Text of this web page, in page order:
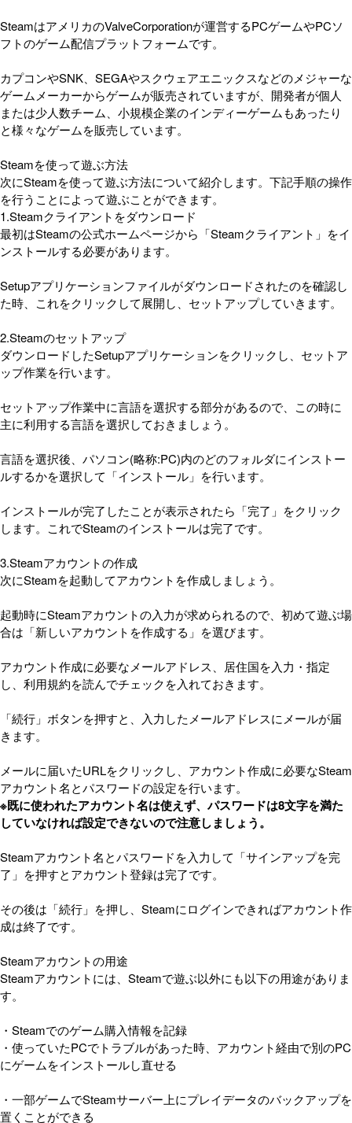
SteamはアメリカのValveCorporationが運営するPCゲームやPCソ
フトのゲーム配信プラットフォームです。
カプコンやSNK、SEGAやスクウェアエニックスなどのメジャーな
ゲームメーカーからゲームが販売されていますが、開発者が個人
または少人数チーム、小規模企業のインディーゲームもあったり
と様々なゲームを販売しています。
Steamを使って遊ぶ方法
次にSteamを使って遊ぶ方法について紹介します。下記手順の操作
を行うことによって遊ぶことができます。
1.Steamクライアントをダウンロード
最初はSteamの公式ホームページから「Steamクライアント」をイ
ンストールする必要があります。
Setupアプリケーションファイルがダウンロードされたのを確認し
た時、これをクリックして展開し、セットアップしていきます。
2.Steamのセットアップ
ダウンロードしたSetupアプリケーションをクリックし、セットア
ップ作業を行います。
セットアップ作業中に言語を選択する部分があるので、この時に
主に利用する言語を選択しておきましょう。
言語を選択後、パソコン(略称:PC)内のどのフォルダにインストー
ルするかを選択して「インストール」を行います。
インストールが完了したことが表示されたら「完了」をクリック
します。これでSteamのインストールは完了です。
3.Steamアカウントの作成
次にSteamを起動してアカウントを作成しましょう。
起動時にSteamアカウントの入力が求められるので、初めて遊ぶ場
合は「新しいアカウントを作成する」を選びます。
アカウント作成に必要なメールアドレス、居住国を入力・指定
し、利用規約を読んでチェックを入れておきます。
「続行」ボタンを押すと、入力したメールアドレスにメールが届
きます。
メールに届いたURLをクリックし、アカウント作成に必要なSteam
アカウント名とパスワードの設定を行います。
※既に使われたアカウント名は使えず、パスワードは8文字を満た
していなければ設定できないので注意しましょう。
Steamアカウント名とパスワードを入力して「サインアップを完
了」を押すとアカウント登録は完了です。
その後は「続行」を押し、Steamにログインできればアカウント作
成は終了です。
Steamアカウントの用途
Steamアカウントには、Steamで遊ぶ以外にも以下の用途がありま
す。
・Steamでのゲーム購入情報を記録
・使っていたPCでトラブルがあった時、アカウント経由で別のPC
にゲームをインストールし直せる
・一部ゲームでSteamサーバー上にプレイデータのバックアップを
置くことができる